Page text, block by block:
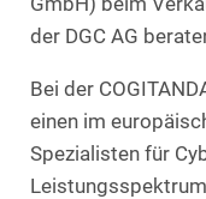
der DGC AG
Bei der
einen im
Spezialisten für